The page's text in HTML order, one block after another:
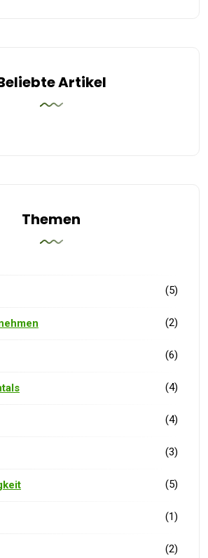
Artikel
Themen
(5)
(2)
(6)
(4)
(4)
(3)
(5)
(1)
(2)